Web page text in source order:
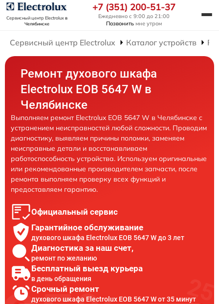
Сервисный центр Electroluxв
Челябинске
+7 (351) 200-51-37
Ежедневно с 9:00 до 21:00
Позвонить мне утром
Сервисный центр Electrolux Каталог устройств
Ремонт духового шкафа
Electrolux EOB 5647 W в
Челябинске
Выполняем ремонт Electrolux EOB 5647 W в Челябинске с
устранением неисправностей любой сложности. Проводим
диагностику, выявляем причины поломки, заменяем
неисправные детали и восстанавливаем
работоспособность устройства. Используем оригинальные
или рекомендованные производителем запчасти, после
ремонта выполняем проверку всех функций и
предоставляем гарантию.
Официальный сервис
Гарантийное обслуживание
духового шкафа Electrolux EOB 5647 W до 3 лет
Диагностика за наш счет,
ремонт по желанию
Бесплатный выезд курьера
в день обращения
Срочный ремонт
духового шкафа Electrolux EOB 5647 W от 35 минут